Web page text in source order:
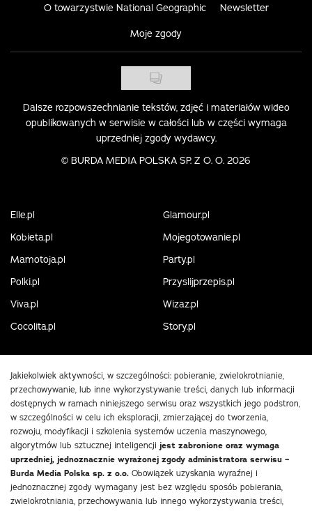
O towarzystwie National Geographic Newsletter
Moje zgody
Dalsze rozpowszechnianie tekstów, zdjęć i materiałów wideo
opublikowanych w serwisie w całości lub w części wymaga
uprzedniej zgody wydawcy.
© BURDA MEDIA POLSKA SP. Z O. O. 2026
Elle.pl
Glamour.pl
Kobieta.pl
Mojegotowanie.pl
Mamotoja.pl
Party.pl
Polki.pl
Przyslijprzepis.pl
Viva.pl
Wizaz.pl
Cocolita.pl
Story.pl
Jakiekolwiek aktywności, w szczególności: pobieranie, zwielokrotnianie,
przechowywanie, lub inne wykorzystywanie treści, danych lub informacji
dostępnych w ramach niniejszego serwisu oraz wszystkich jego podstron,
w szczególności w celu ich eksploracji, zmierzającej do tworzenia,
rozwoju, modyfikacji i szkolenia systemów uczenia maszynowego,
algorytmów lub sztucznej inteligencji jest zabronione oraz wymaga
uprzedniej, jednoznacznie wyrażonej zgody administratora serwisu –
Burda Media Polska sp. z o.o. Obowiązek uzyskania wyraźnej i
jednoznacznej zgody wymagany jest bez względu sposób pobierania,
zwielokrotniania, przechowywania lub innego wykorzystywania treści,